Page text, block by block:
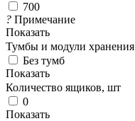
700
? Примечание
Показать
Тумбы и модули хранения
Без тумб
Показать
Количество ящиков, шт
0
Показать